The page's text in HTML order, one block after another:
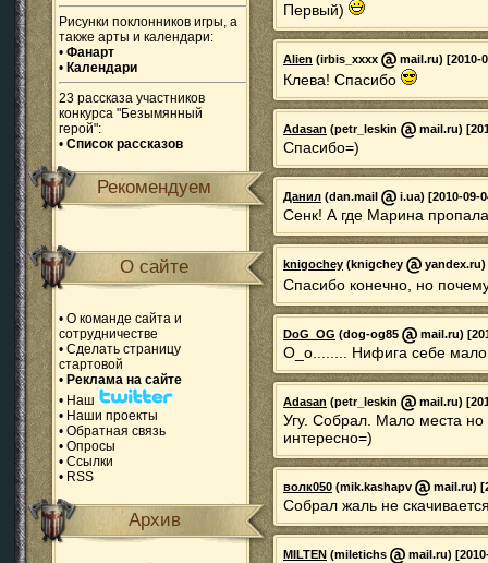
Рисунки поклонников игры, а
также арты и календари:
• Фанарт
• Календари
23 рассказа участников
конкурса "Безымянный
герой":
• Список рассказов
Рекомендуем
О сайте
• О команде сайта и
сотрудничестве
• Сделать страницу
стартовой
• Реклама на сайте
• Наш
• Наши проекты
• Обратная связь
• Опросы
• Ссылки
• RSS
Архив
Первый)
Alien (irbis_xxxx mail.ru) [2010-
Клева! Спасибо
Adasan (petr_leskin mail.ru)
Спасибо=)
Данил (dan.mail i.ua) [2010-09-
Сенк! А где Марина
knigochey (knigchey yandex.ru)
Спасибо конечно, но
DoG_OG (dog-og85 mail.ru)
О_о........ Нифига себе
Adasan (petr_leskin mail.ru)
Угу. Собрал. Мало места
интересно=)
волк050 (mik.kashapv mail.ru)
Собрал жаль не
MILTEN (miletichs mail.ru)